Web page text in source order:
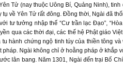
Tử (nay thuộc Uông Bí, Quảng Ninh),
về Yên Tử rất đông. Đồng thời, Ngài đã
tư tưởng nhập thế “Cư trần lạc Đạo”,
qua các thời đại, các thế hệ Phật giáo
hành chứng ngộ tinh túy của thiền tông
Ngài không chỉ ở hoằng pháp ở khắp
lân bang. Năm 1301, Ngài đến trại Bố